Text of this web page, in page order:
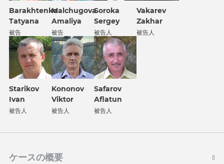
Barakhtenko
Tatyana
被告
Malchugova
Amaliya
被告
Soroka
Sergey
被告人
Vakarev
Zakhar
被告人
Starikov
Ivan
被告人
Kononov
Viktor
被告人
Safarov
Aflatun
被告人
ケースの概要